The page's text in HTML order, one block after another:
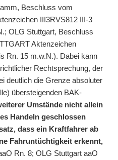
Beschluss vom
III3RVS812 III-3
OLG Stuttgart, Beschluss
Aktenzeichen
Rn. 15 m.w.N.). Dabei kann
Rechtsprechung, der
deutlich die Grenze absoluter
übersteigenden BAK-
Umstände nicht allein
Handeln geschlossen
dass ein Kraftfahrer ab
Fahruntüchtigkeit erkennt,
Rn. 8; OLG Stuttgart aaO